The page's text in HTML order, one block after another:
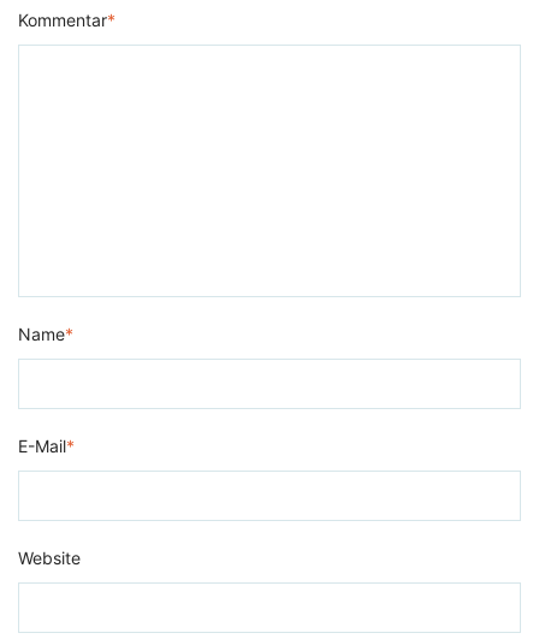
Kommentar*
Name*
E-Mail*
Website